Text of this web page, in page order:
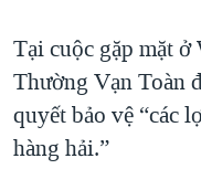
Tại cuộc gặp mặt
Thường Vạn Toàn
quyết bảo vệ “các
hàng hải.”